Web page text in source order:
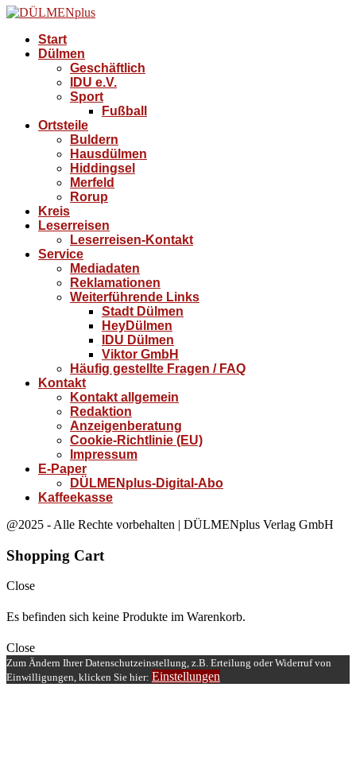
Start
Dülmen
Geschäftlich
IDU e.V.
Sport
Fußball
Ortsteile
Buldern
Hausdülmen
Hiddingsel
Merfeld
Rorup
Kreis
Leserreisen
Leserreisen-Kontakt
Service
Mediadaten
Reklamationen
Weiterführende Links
Stadt Dülmen
HeyDülmen
IDU Dülmen
Viktor GmbH
Häufig gestellte Fragen / FAQ
Kontakt
Kontakt allgemein
Redaktion
Anzeigenberatung
Cookie-Richtlinie (EU)
Impressum
E-Paper
DÜLMENplus-Digital-Abo
Kaffeekasse
@2025 - Alle Rechte vorbehalten | DÜLMENplus Verlag GmbH
Shopping Cart
Close
Es befinden sich keine Produkte im Warenkorb.
Close
Zum Ändern Ihrer Datenschutzeinstellung, z.B. Erteilung oder Widerruf von
Einwilligungen, klicken Sie hier: Einstellungen